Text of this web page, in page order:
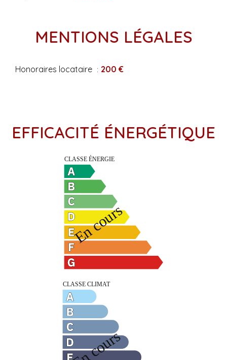
MENTIONS LÉGALES
Honoraires locataire 200 €
EFFICACITÉ ÉNERGÉTIQUE